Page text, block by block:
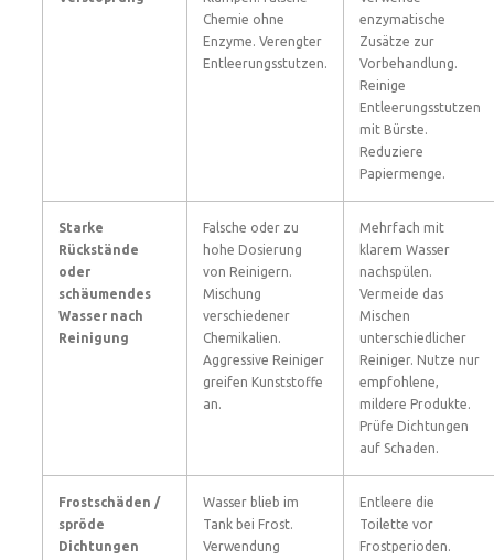
Chemie ohne
Enzyme. Verengter
Entleerungsstutzen.
enzymatische
Zusätze zur
Vorbehandlung.
Reinige
Entleerungsstutzen
mit Bürste.
Reduziere
Papiermenge.
Starke
Rückstände
oder
schäumendes
Wasser nach
Reinigung
Falsche oder zu
hohe Dosierung
von Reinigern.
Mischung
verschiedener
Chemikalien.
Aggressive Reiniger
greifen Kunststoffe
an.
Mehrfach mit
klarem Wasser
nachspülen.
Vermeide das
Mischen
unterschiedlicher
Reiniger. Nutze nur
empfohlene,
mildere Produkte.
Prüfe Dichtungen
auf Schaden.
Frostschäden /
spröde
Dichtungen
Wasser blieb im
Tank bei Frost.
Verwendung
Entleere die
Toilette vor
Frostperioden.